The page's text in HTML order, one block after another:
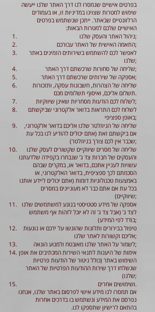
בפרטים אישיים שנמסרו לנו דרך האתר שלנו ייעשה
שימוש למטרות שצוינו במדיניות זו, או בעמודים
הרלוונטיים שבאתר. ייתכן שנשתמש בפרטים
האישיים שלכם למטרות הבאות:
ניהול האתר והעסק שלנו;
התאמה האישית של האתר עבורכם;
לאפשר לכם להשתמש בשירותים הזמינים באתר
שלנו;
שליחה של סחורות שרכשתם דרך האתר;
אספקה של שירותים שרכשתם דרך האתר;
שליחה של הצהרות, חשבונות עסקה, ותזכורות
תשלום אליכם, ואיסוף תשלומים מכם.
לשלוח לכם הודעות מסחריות שאינן שיווקיות;
לשלוח לכם התראות בדואר אלקטרוני שביקשתם
באופן ספציפי;
שליחה של הניוזלטר שלנו אליכם בדואר אלקטרוני,
אם ביקשתם זאת (אתם יכולים להודיע לנו בכל עת
שכבר אין לכם צורך בניוזלטר);
שליחה של מסרים שיווקיים שקשורים לעסק שלנו
והעסקים של חברות צד ג’ שנבחרו בקפידה שלדעתנו
עשויות לעניין אתכם, בדואר או, במקרים שבהם
הסכמתם לכך ספציפית, בדואר האלקטרוני, או
באמצעות טכנולוגיות דומות (אתם יכולים ליידע אותנו
בכל עת אם אתם כבר לא מעוניינים במסרים
שיווקיים);
אספקה של מידע סטטיסטי בנוגע למשתמשים שלנו
לצד ג’ (אבל צד ג’ זה לא יוכל לזהות אף משתמש
בודד לפי המידע);
טיפול בבירורים ותלונות שהוגשו על ידכם או נוגעות
אליכם וקשורות לאתר שלנו;
לשמור על האתר שלנו מאובטח ולמנוע הונאה;
אימות של היענות לתנאי השירות המכתיבים את אופן
השימוש באתר (כולל ניטור של הודעות פרטיות
שנשלחו דרך שירות ההודעות הפרטיות של האתר
שלנו);
ושימושים אחרים.
אם תמסרו לנו מידע אישי לפרסום באתר שלנו, אנחנו
נפרסם את המידע ונשתמש בו בדרכים אחרות
בהתאם לרישיון שתספקו לנו.